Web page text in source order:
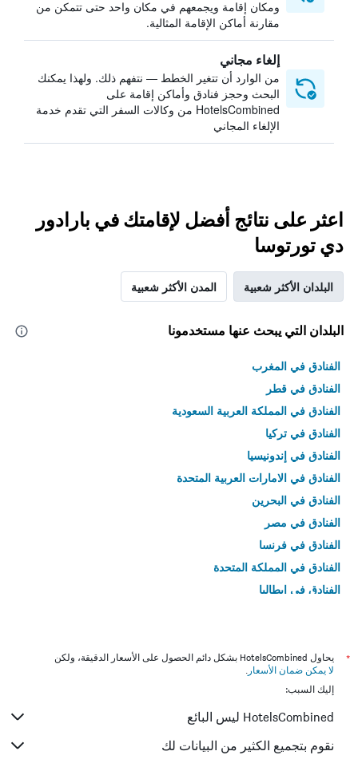
ومكان إقامة ويجمعهم في مكان واحد حتى تتمكن من
مقارنة أماكن الإقامة المثالية.
إلغاء مجاني
من الوارد أن تتغير الخطط — نتفهم ذلك. ولهذا يمكنك
البحث وحجز فنادق وأماكن إقامة على
HotelsCombined من وكالات السفر التي تقدم خدمة
الإلغاء المجاني
اعثر على نتائج أفضل لإقامتك في بارادور
دي تورتوسا
البلدان الأكثر شعبية المدن الأكثر شعبية
البلدان التي يبحث عنها مستخدمونا
الفنادق في المغرب
الفنادق في قطر
الفنادق في المملكة العربية السعودية
الفنادق في تركيا
الفنادق في إندونيسيا
الفنادق في الامارات العربية المتحدة
الفنادق في البحرين
الفنادق في مصر
الفنادق في فرنسا
الفنادق في المملكة المتحدة
الفنادق في إيطاليا
*
يحاول HotelsCombined بشكل دائم الحصول على الأسعار الدقيقة، ولكن
لا يمكن ضمان الأسعار .
إليك السبب:
HotelsCombined ليس البائع
نقوم بتجميع الكثير من البيانات لك